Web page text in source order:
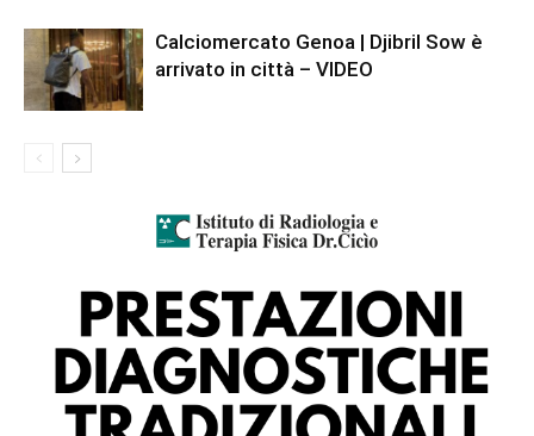
Calciomercato Genoa | Djibril Sow è
arrivato in città – VIDEO